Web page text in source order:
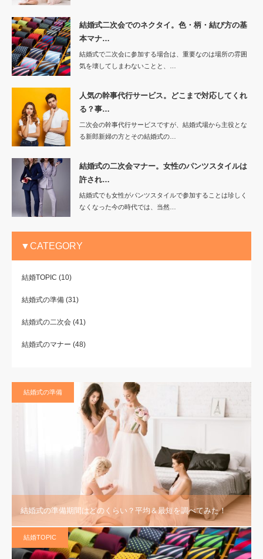
結婚式二次会でのネクタイ。色・柄・結び方の基
本マナ…
結婚式で二次会に参加する場合は、重要なのは場所の雰囲
気を壊してしまわないことと、…
人気の幹事代行サービス。どこまで対応してくれ
る？事…
二次会の幹事代行サービスですが、結婚式場から主役とな
る新郎新婦の方とその結婚式の…
結婚式の二次会マナー。女性のパンツスタイルは
許され…
結婚式でも女性がパンツスタイルで参加することは珍しく
なくなった今の時代では、当然…
▼CATEGORY
結婚TOPIC (10)
結婚式の準備 (31)
結婚式の二次会 (41)
結婚式のマナー (48)
結婚式の準備
結婚式の準備期間はどのくらい？平均＆最短を調べてみた！
結婚TOPIC